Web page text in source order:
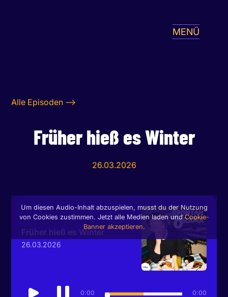
MENÜ
Alle Episoden -->
Früher hieß es Winter
26.03.2026
Um diesen Audio-Inhalt abzuspielen, musst du der Nutzung
von Cookies zustimmen. Jetzt alle Medien laden undCookie-
Banner akzeptieren.
Früher hieß es Winter
26.03.2026
0:00 0:00